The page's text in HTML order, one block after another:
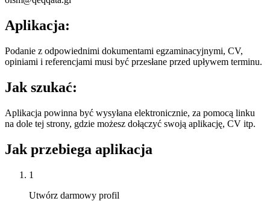
Aplikacja:
Podanie z odpowiednimi dokumentami egzaminacyjnymi, CV,
opiniami i referencjami musi być przesłane przed upływem terminu.
Jak szukać:
Aplikacja powinna być wysyłana elektronicznie, za pomocą linku
na dole tej strony, gdzie możesz dołączyć swoją aplikację, CV itp.
Jak przebiega aplikacja
1
Utwórz darmowy profil